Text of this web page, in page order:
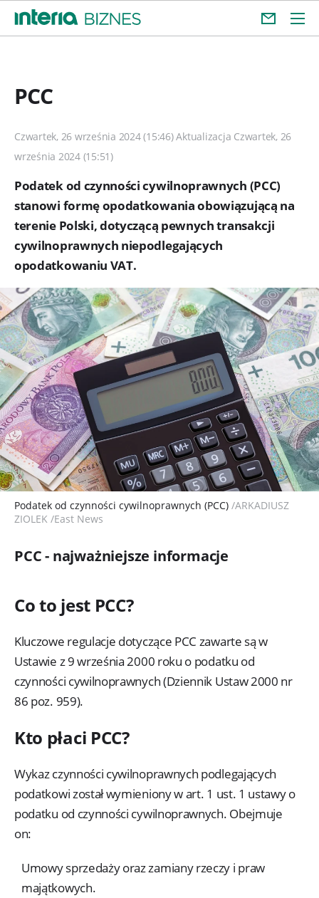
PCC
Czwartek, 26 września 2024 (15:46) Aktualizacja Czwartek, 26
września 2024 (15:51)
Podatek od czynności cywilnoprawnych (PCC)
stanowi formę opodatkowania obowiązującą na
terenie Polski, dotyczącą pewnych transakcji
cywilnoprawnych niepodlegających
opodatkowaniu VAT.
Podatek od czynności cywilnoprawnych (PCC) /ARKADIUSZ
ZIOLEK /East News
PCC - najważniejsze informacje
Co to jest PCC?
Kluczowe regulacje dotyczące PCC zawarte są w
Ustawie z 9 września 2000 roku o podatku od
czynności cywilnoprawnych (Dziennik Ustaw 2000 nr
86 poz. 959).
Kto płaci PCC?
Wykaz czynności cywilnoprawnych podlegających
podatkowi został wymieniony w art. 1 ust. 1 ustawy o
podatku od czynności cywilnoprawnych. Obejmuje
on:
Umowy sprzedaży oraz zamiany rzeczy i praw
majątkowych.